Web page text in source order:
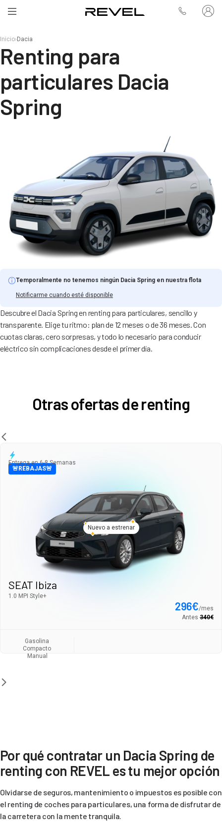
Inicio› Dacia
Renting para
particulares Dacia
Spring
Temporalmente no tenemos ningún Dacia Spring en nuestra flota
Notificarme cuando esté disponible
Descubre el Dacia Spring en renting para particulares, sencillo y
transparente. Elige tu ritmo: plan de 12 meses o de 36 meses. Con
cuotas claras, cero sorpresas, y todo lo necesario para conducir
eléctrico sin complicaciones desde el primer día.
Otras ofertas de renting
Entrega en 6-8 Semanas
🚨REBAJAS🚨
Nuevo a estrenar
SEAT Ibiza
1.0 MPI Style+
296€/mes
Antes 340€
Gasolina
Compacto
Manual
Por qué contratar un Dacia Spring de
renting con REVEL es tu mejor opción
Olvidarse de seguros, mantenimiento o impuestos es posible con
el renting de coches para particulares, una forma de disfrutar de
la carretera con la mente tranquila.